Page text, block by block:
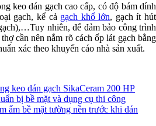
keo dán gạch cao cấp, có độ bám dính
gạch, kể cả gạch khổ lớn, gạch ít hút
nhiên, để đảm bảo công trình
cần nên nắm rõ cách ốp lát gạch bằng
xác theo khuyến cáo nhà sản xuất.
keo dán gạch SikaCeram 200 HP
bị bề mặt và dụng cụ thi công
ẩm bề mặt tường nền trước khi dán